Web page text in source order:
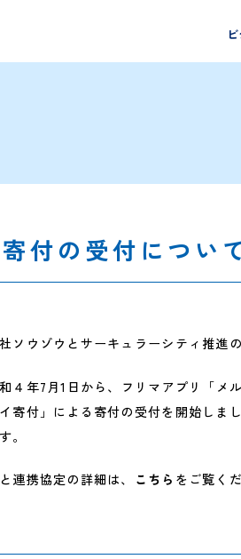
付の受付につい
ウゾウとサーキュラーシティ推進
年7月1日から、フリマアプリ「メ
寄付」による寄付の受付を開始しま
。
携協定の詳細は、 こちら をご覧く